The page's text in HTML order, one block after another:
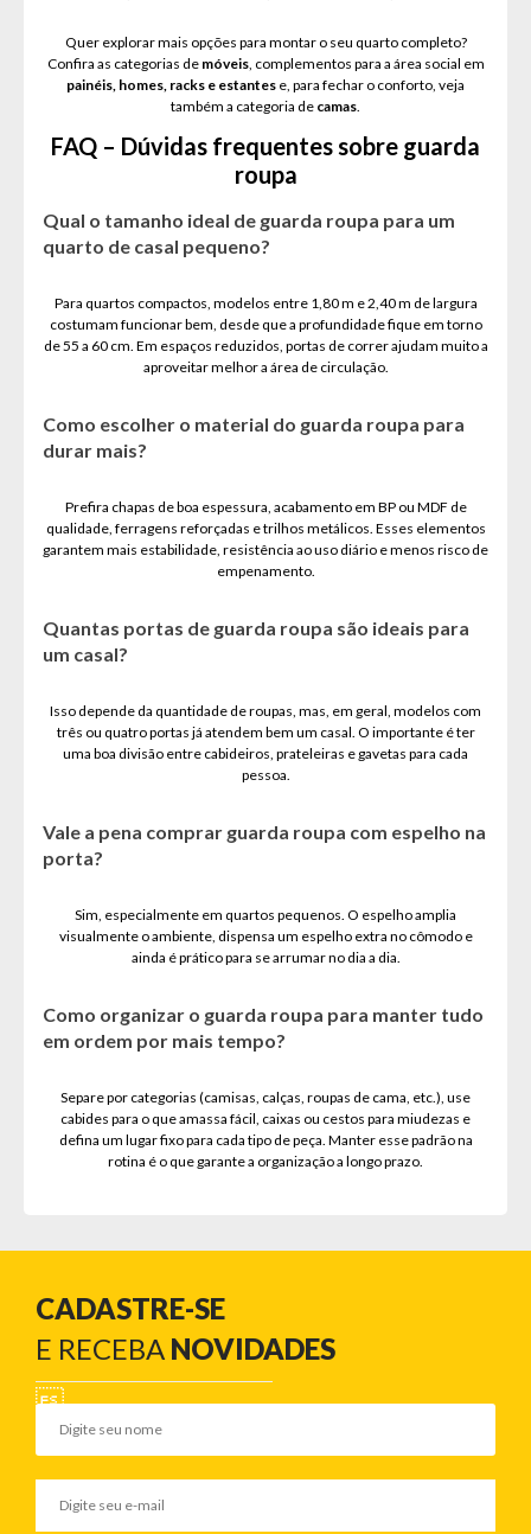
Quer explorar mais opções para montar o seu quarto completo?
Confira as categorias de móveis, complementos para a área social em
painéis, homes, racks e estantes e, para fechar o conforto, veja
também a categoria de camas.
FAQ – Dúvidas frequentes sobre guarda
roupa
Qual o tamanho ideal de guarda roupa para um
quarto de casal pequeno?
Para quartos compactos, modelos entre 1,80 m e 2,40 m de largura
costumam funcionar bem, desde que a profundidade fique em torno
de 55 a 60 cm. Em espaços reduzidos, portas de correr ajudam muito a
aproveitar melhor a área de circulação.
Como escolher o material do guarda roupa para
durar mais?
Prefira chapas de boa espessura, acabamento em BP ou MDF de
qualidade, ferragens reforçadas e trilhos metálicos. Esses elementos
garantem mais estabilidade, resistência ao uso diário e menos risco de
empenamento.
Quantas portas de guarda roupa são ideais para
um casal?
Isso depende da quantidade de roupas, mas, em geral, modelos com
três ou quatro portas já atendem bem um casal. O importante é ter
uma boa divisão entre cabideiros, prateleiras e gavetas para cada
pessoa.
Vale a pena comprar guarda roupa com espelho na
porta?
Sim, especialmente em quartos pequenos. O espelho amplia
visualmente o ambiente, dispensa um espelho extra no cômodo e
ainda é prático para se arrumar no dia a dia.
Como organizar o guarda roupa para manter tudo
em ordem por mais tempo?
Separe por categorias (camisas, calças, roupas de cama, etc.), use
cabides para o que amassa fácil, caixas ou cestos para miudezas e
defina um lugar fixo para cada tipo de peça. Manter esse padrão na
rotina é o que garante a organização a longo prazo.
CADASTRE-SE
E RECEBA NOVIDADES